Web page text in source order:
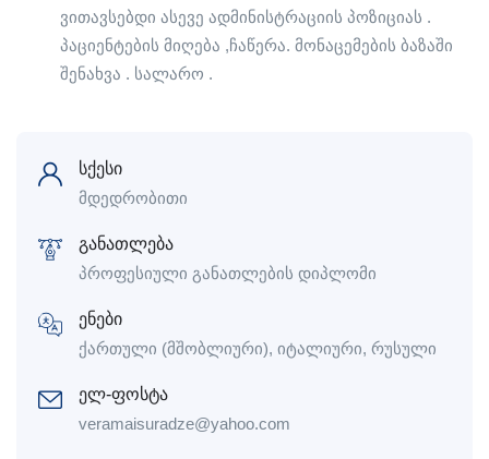
ვითავსებდი ასევე ადმინისტრაციის პოზიციას .
პაციენტების მიღება ,ჩაწერა. მონაცემების ბაზაში
შენახვა . სალარო .
სქესი
მდედრობითი
განათლება
პროფესიული განათლების დიპლომი
ენები
ქართული (მშობლიური), იტალიური, რუსული
ელ-ფოსტა
veramaisuradze@yahoo.com